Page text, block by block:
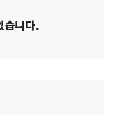
습니다.